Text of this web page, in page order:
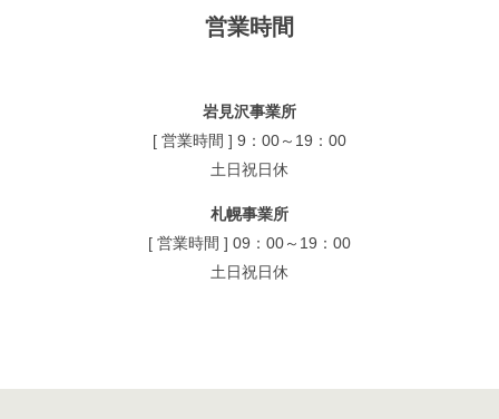
営業時間
岩見沢事業所
[ 営業時間 ] 9：00～19：00
土日祝日休
札幌事業所
[ 営業時間 ] 09：00～19：00
土日祝日休